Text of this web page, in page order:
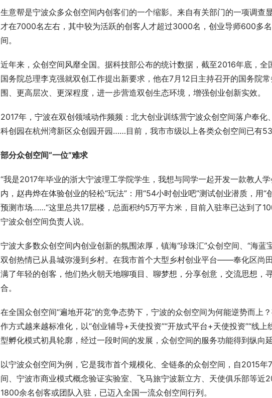
生意帮是宁波众多众创空间内创客们的一个缩影。来自有关部门的一项调查
才在7000名左右，其中较为活跃的创客人才超过3000名，创业导师600多
间。
近年来，众创空间风靡全国。据科技部公布的统计数据，截至2016年底，全
国务院总理李克强就双创工作提出新要求，他在7月12日主持召开的国务院
围、更高层次、更深程度，进一步营造双创生态环境，增强创业创新实效。
2017年，宁波在双创领域动作频频：北大创业训练营宁波众创空间落户奉
科创园在杭州湾新区众创园开园……目前，我市市级以上各类众创空间已有53
部分众创空间“一位”难求
“我是2017年毕业的浙大宁波理工学院学生，我想与同学一起开发一款教人
内，赵冉烨在体验创业的轻松“玩法”：用“54小时创业吧”测试创业潜质，用“
预测市场……“这里总共17层楼，总面积约5万平方米，目前入驻率已达到了
宁波众创空间负责人说。
宁波大多数众创空间内创业创新的氛围浓厚，镇海“珍珠汇”众创空间、“海蓝
双创热情已从县城弥漫到乡村。在我市首个大型乡村创业平台——奉化区尚
满了年轻的创客，他们热火朝天地聊项目、聊梦想，分享创意，交流思想，
合。
在全国众创空间“遍地开花”的竞争态势下，宁波的众创空间为何能逆势而上
作方式越来越标准化，以“创业辅导+天使投资”“开放式平台+天使投资”“线
型孵化模式初具轮廓，经过一段时间的发展，众创空间的服务功能得到纵向延
以宁波众创空间为例，它是我市首个规模化、全链条的众创空间，自2015
间、宁波市商业模式概念验证实验室、飞马旅宁波新立方、天使俱乐部等近
1800余名创客或团队入驻，已迈入全国一流众创空间行列。